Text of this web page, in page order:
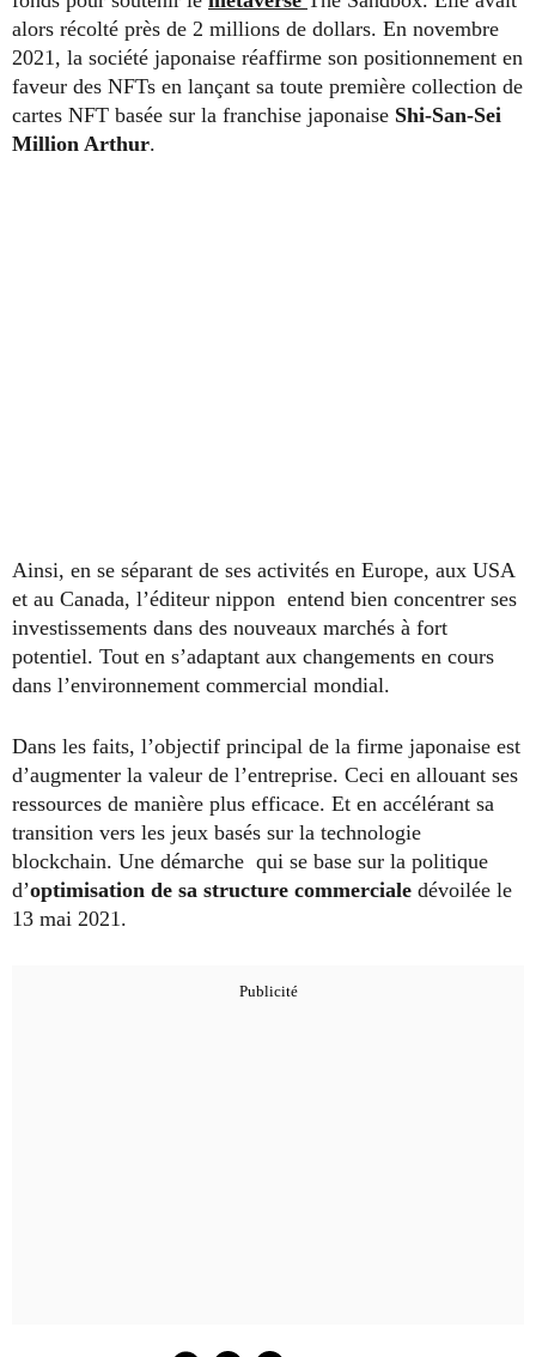
alors récolté près de 2 millions de dollars. En novembre
2021, la société japonaise réaffirme son positionnement en
faveur des NFTs en lançant sa toute première collection de
cartes NFT basée sur la franchise japonaise Shi-San-Sei
Million Arthur.
Ainsi, en se séparant de ses activités en Europe, aux USA
et au Canada, l’éditeur nippon entend bien concentrer ses
investissements dans des nouveaux marchés à fort
potentiel. Tout en s’adaptant aux changements en cours
dans l’environnement commercial mondial.
Dans les faits, l’objectif principal de la firme japonaise est
d’augmenter la valeur de l’entreprise. Ceci en allouant ses
ressources de manière plus efficace. Et en accélérant sa
transition vers les jeux basés sur la technologie
blockchain. Une démarche qui se base sur la politique
d’optimisation de sa structure commerciale dévoilée le
13 mai 2021.